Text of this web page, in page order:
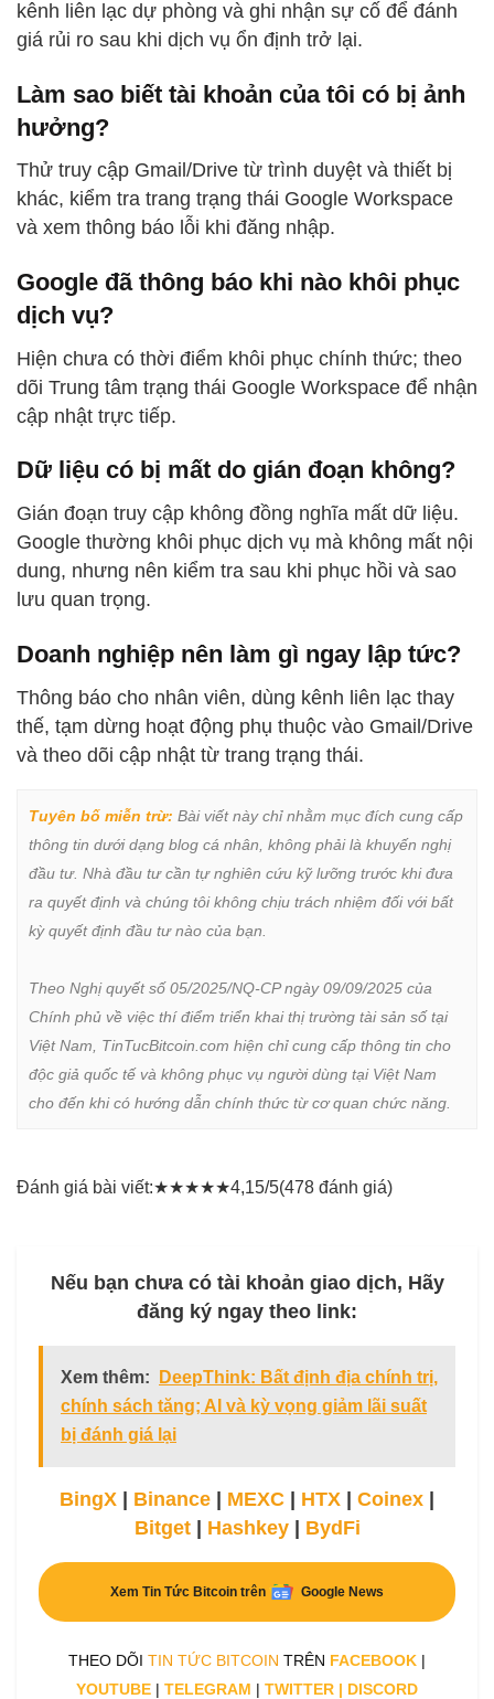
kênh liên lạc dự phòng và ghi nhận sự cố để đánh
giá rủi ro sau khi dịch vụ ổn định trở lại.
Làm sao biết tài khoản của tôi có bị ảnh
hưởng?
Thử truy cập Gmail/Drive từ trình duyệt và thiết bị
khác, kiểm tra trang trạng thái Google Workspace
và xem thông báo lỗi khi đăng nhập.
Google đã thông báo khi nào khôi phục
dịch vụ?
Hiện chưa có thời điểm khôi phục chính thức; theo
dõi Trung tâm trạng thái Google Workspace để nhận
cập nhật trực tiếp.
Dữ liệu có bị mất do gián đoạn không?
Gián đoạn truy cập không đồng nghĩa mất dữ liệu.
Google thường khôi phục dịch vụ mà không mất nội
dung, nhưng nên kiểm tra sau khi phục hồi và sao
lưu quan trọng.
Doanh nghiệp nên làm gì ngay lập tức?
Thông báo cho nhân viên, dùng kênh liên lạc thay
thế, tạm dừng hoạt động phụ thuộc vào Gmail/Drive
và theo dõi cập nhật từ trang trạng thái.
Tuyên bố miễn trừ: Bài viết này chỉ nhằm mục đích cung cấp
thông tin dưới dạng blog cá nhân, không phải là khuyến nghị
đầu tư. Nhà đầu tư cần tự nghiên cứu kỹ lưỡng trước khi đưa
ra quyết định và chúng tôi không chịu trách nhiệm đối với bất
kỳ quyết định đầu tư nào của bạn.
Theo Nghị quyết số 05/2025/NQ-CP ngày 09/09/2025 của
Chính phủ về việc thí điểm triển khai thị trường tài sản số tại
Việt Nam, TinTucBitcoin.com hiện chỉ cung cấp thông tin cho
độc giả quốc tế và không phục vụ người dùng tại Việt Nam
cho đến khi có hướng dẫn chính thức từ cơ quan chức năng.
Đánh giá bài viết:★★★★★4,15/5(478 đánh giá)
Nếu bạn chưa có tài khoản giao dịch, Hãy
đăng ký ngay theo link:
Xem thêm:
DeepThink: Bất định địa chính trị,
chính sách tăng; AI và kỳ vọng giảm lãi suất
bị đánh giá lại
BingX | Binance | MEXC | HTX | Coinex |
Bitget| Hashkey| BydFi
Xem Tin Tức Bitcoin trên Google News
THEO DÕI TIN TỨC BITCOIN TRÊN FACEBOOK |
YOUTUBE | TELEGRAM | TWITTER | DISCORD